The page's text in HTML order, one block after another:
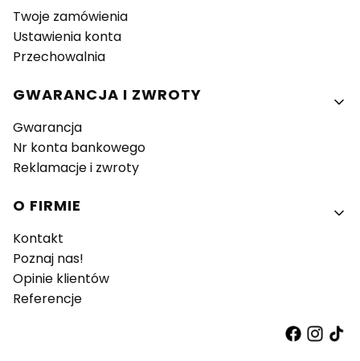
Twoje zamówienia
Ustawienia konta
Przechowalnia
GWARANCJA I ZWROTY
Gwarancja
Nr konta bankowego
Reklamacje i zwroty
O FIRMIE
Kontakt
Poznaj nas!
Opinie klientów
Referencje